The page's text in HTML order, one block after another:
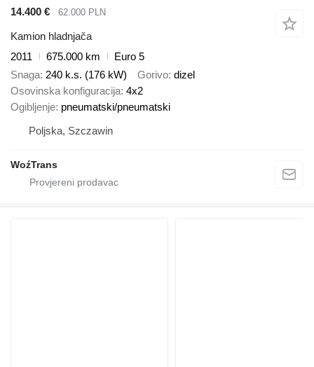
14.400 €
62.000 PLN
Kamion hladnjača
2011
675.000 km
Euro 5
Snaga 240 k.s. (176 kW) Gorivo dizel
Osovinska konfiguracija 4x2
Ogibljenje pneumatski/pneumatski
Poljska, Szczawin
WoźTrans